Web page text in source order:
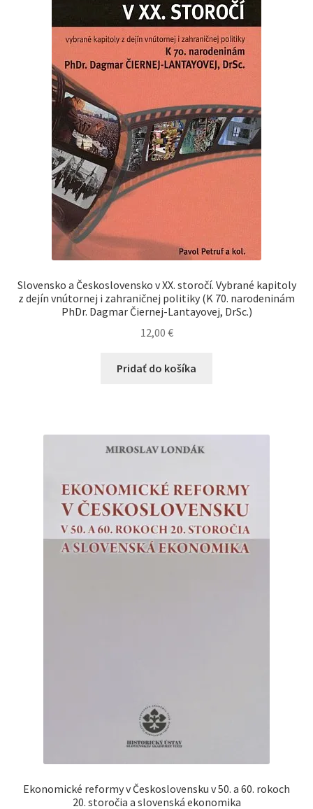
Slovensko a Československo v XX. storočí. Vybrané kapitoly
z dejín vnútornej i zahraničnej politiky (K 70. narodeninám
PhDr. Dagmar Čiernej-Lantayovej, DrSc.)
12,00 €
Pridať do košíka
Ekonomické reformy v Československu v 50. a 60. rokoch
20. storočia a slovenská ekonomika